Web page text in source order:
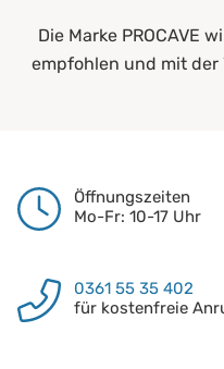
Die Marke PROCAVE
empfohlen und mit der
Öffnungszeiten
Mo-Fr: 10-17 Uhr
0361 55 35 402
für kostenfreie